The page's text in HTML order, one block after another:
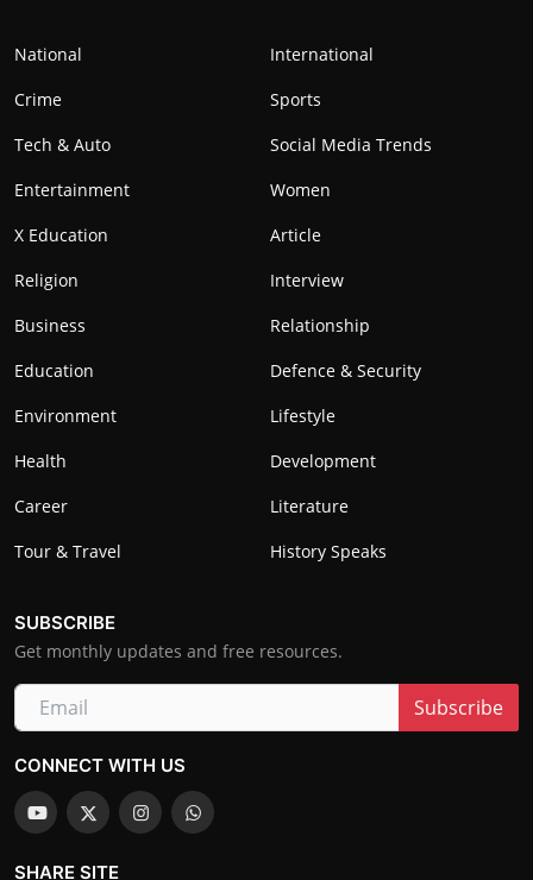
National
International
Crime
Sports
Tech & Auto
Social Media Trends
Entertainment
Women
X Education
Article
Religion
Interview
Business
Relationship
Education
Defence & Security
Environment
Lifestyle
Health
Development
Career
Literature
Tour & Travel
History Speaks
SUBSCRIBE
Get monthly updates and free resources.
Subscribe
CONNECT WITH US
SHARE SITE